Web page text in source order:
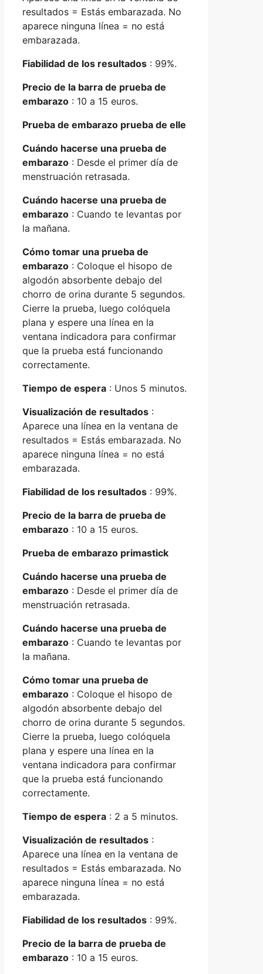
resultados = Estás embarazada. No
aparece ninguna línea = no está
embarazada.
Fiabilidad de los resultados : 99%.
Precio de la barra de prueba de
embarazo : 10 a 15 euros.
Prueba de embarazo prueba de elle
Cuándo hacerse una prueba de
embarazo : Desde el primer día de
menstruación retrasada.
Cuándo hacerse una prueba de
embarazo : Cuando te levantas por
la mañana.
Cómo tomar una prueba de
embarazo : Coloque el hisopo de
algodón absorbente debajo del
chorro de orina durante 5 segundos.
Cierre la prueba, luego colóquela
plana y espere una línea en la
ventana indicadora para confirmar
que la prueba está funcionando
correctamente.
Tiempo de espera : Unos 5 minutos.
Visualización de resultados :
Aparece una línea en la ventana de
resultados = Estás embarazada. No
aparece ninguna línea = no está
embarazada.
Fiabilidad de los resultados : 99%.
Precio de la barra de prueba de
embarazo : 10 a 15 euros.
Prueba de embarazo primastick
Cuándo hacerse una prueba de
embarazo : Desde el primer día de
menstruación retrasada.
Cuándo hacerse una prueba de
embarazo : Cuando te levantas por
la mañana.
Cómo tomar una prueba de
embarazo : Coloque el hisopo de
algodón absorbente debajo del
chorro de orina durante 5 segundos.
Cierre la prueba, luego colóquela
plana y espere una línea en la
ventana indicadora para confirmar
que la prueba está funcionando
correctamente.
Tiempo de espera : 2 a 5 minutos.
Visualización de resultados :
Aparece una línea en la ventana de
resultados = Estás embarazada. No
aparece ninguna línea = no está
embarazada.
Fiabilidad de los resultados : 99%.
Precio de la barra de prueba de
embarazo : 10 a 15 euros.